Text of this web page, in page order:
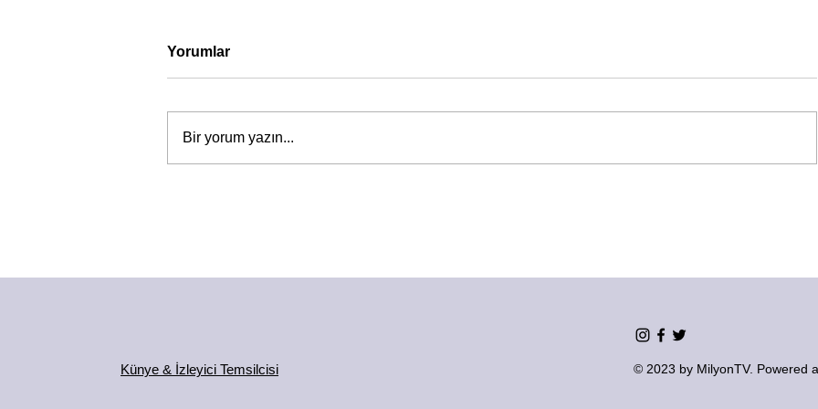
Yorumlar
Bir yorum yazın...
Künye & İzleyici Temsilcisi © 2023 by MilyonTV. Powered